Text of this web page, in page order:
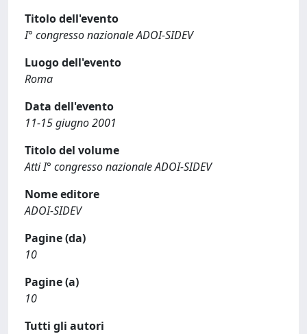
Titolo dell'evento
I° congresso nazionale ADOI-SIDEV
Luogo dell'evento
Roma
Data dell'evento
11-15 giugno 2001
Titolo del volume
Atti I° congresso nazionale ADOI-SIDEV
Nome editore
ADOI-SIDEV
Pagine (da)
10
Pagine (a)
10
Tutti gli autori